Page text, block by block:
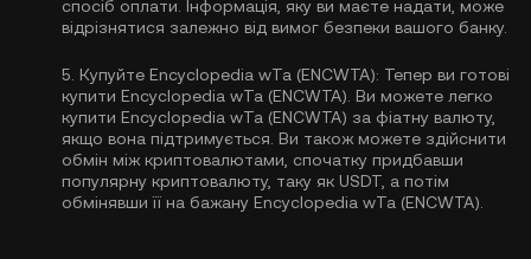
спосіб оплати. Інформація, яку ви маєте надати, може
відрізнятися залежно від вимог безпеки вашого банку.
5. Купуйте Encyclopedia wTa (ENCWTA): Тепер ви готові
купити Encyclopedia wTa (ENCWTA). Ви можете легко
купити Encyclopedia wTa (ENCWTA) за фіатну валюту,
якщо вона підтримується. Ви також можете здійснити
обмін між криптовалютами, спочатку придбавши
популярну криптовалюту, таку як USDT , а потім
обмінявши її на бажану Encyclopedia wTa (ENCWTA).